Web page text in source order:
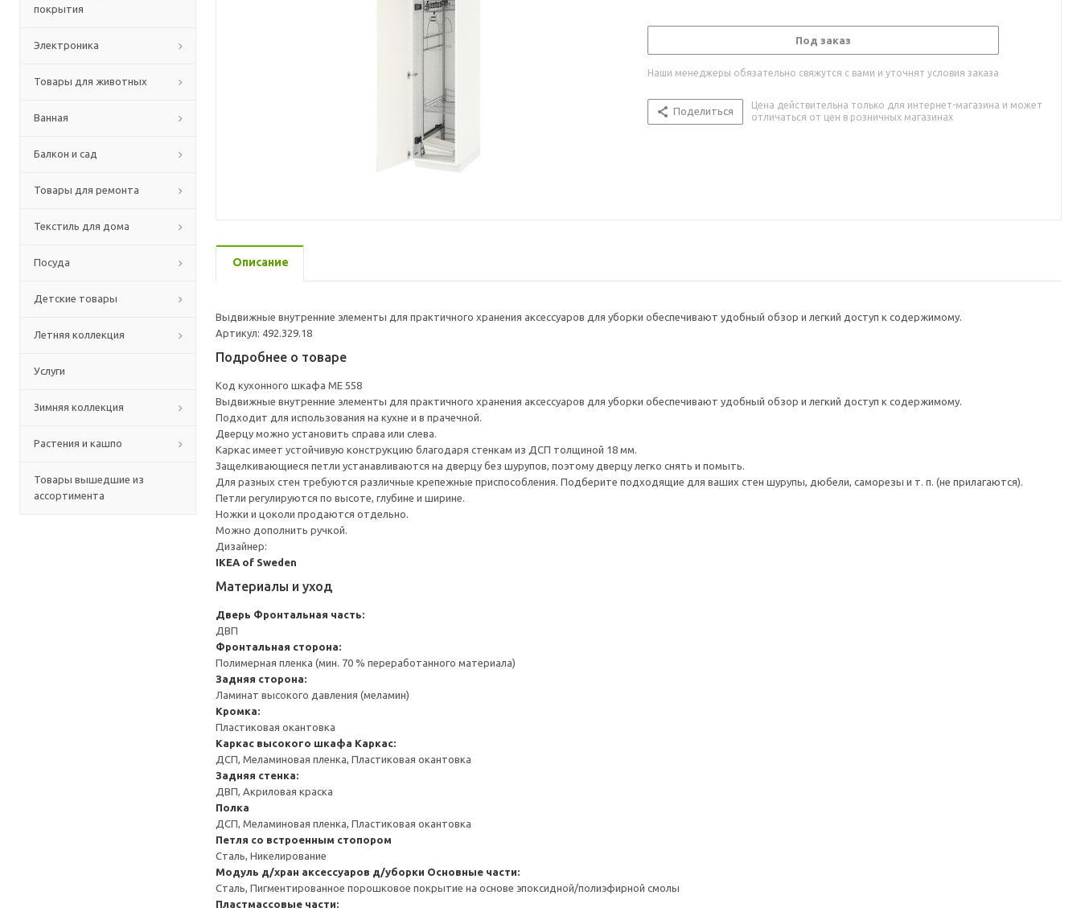
покрытия
Электроника
Товары для животных
Ванная
Балкон и сад
Товары для ремонта
Текстиль для дома
Посуда
Детские товары
Летняя коллекция
Услуги
Зимняя коллекция
Растения и кашпо
Товары вышедшие из
ассортимента
Под заказ
Наши менеджеры обязательно свяжутся с вами и уточнят условия заказа
Поделиться
Цена действительна только для интернет-магазина и может
отличаться от цен в розничных магазинах
Описание
Выдвижные внутренние элементы для практичного хранения аксессуаров для уборки обеспечивают удобный обзор и легкий доступ к содержимому.
Артикул: 492.329.18
Подробнее о товаре
Код кухонного шкафа ME 558
Выдвижные внутренние элементы для практичного хранения аксессуаров для уборки обеспечивают удобный обзор и легкий доступ к содержимому.
Подходит для использования на кухне и в прачечной.
Дверцу можно установить справа или слева.
Каркас имеет устойчивую конструкцию благодаря стенкам из ДСП толщиной 18 мм.
Защелкивающиеся петли устанавливаются на дверцу без шурупов, поэтому дверцу легко снять и помыть.
Для разных стен требуются различные крепежные приспособления. Подберите подходящие для ваших стен шурупы, дюбели, саморезы и т. п. (не прилагаются).
Петли регулируются по высоте, глубине и ширине.
Ножки и цоколи продаются отдельно.
Можно дополнить ручкой.
Дизайнер:
IKEA of Sweden
Материалы и уход
Дверь Фронтальная часть:
ДВП
Фронтальная сторона:
Полимерная пленка (мин. 70 % переработанного материала)
Задняя сторона:
Ламинат высокого давления (меламин)
Кромка:
Пластиковая окантовка
Каркас высокого шкафа Каркас:
ДСП, Меламиновая пленка, Пластиковая окантовка
Задняя стенка:
ДВП, Акриловая краска
Полка
ДСП, Меламиновая пленка, Пластиковая окантовка
Петля со встроенным стопором
Сталь, Никелирование
Модуль д/хран аксессуаров д/уборки Основные части:
Сталь, Пигментированное порошковое покрытие на основе эпоксидной/полиэфирной смолы
Пластмассовые части: